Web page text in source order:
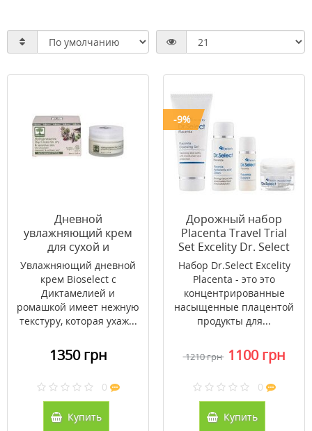
Дневной
увлажняющий крем
для сухой и
чувствительной кожи
Bioselect 50мл
Увлажняющий дневной
крем Bioselect с
Диктамелией и
ромашкой имеет нежную
текстуру, которая ухаж...
1350 грн
0
Купить
-9%
Дорожный набор
Placenta Travel Trial
Set Excelity Dr. Select
43 г
Набор Dr.Select Excelity
Placenta - это это
концентрированные
насыщенные плацентой
продукты для...
1210 грн 1100 грн
0
Купить